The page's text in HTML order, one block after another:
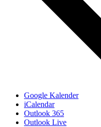
Google Kalender
iCalendar
Outlook 365
Outlook Live